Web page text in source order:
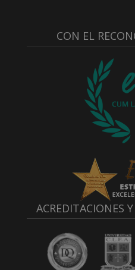
CON EL
ACREDITACIONES